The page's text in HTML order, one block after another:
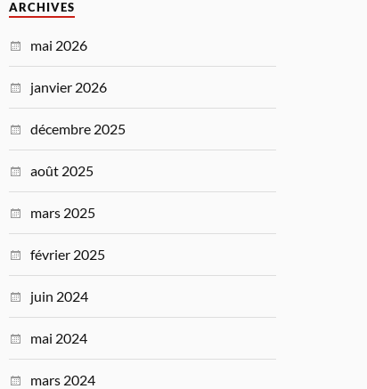
ARCHIVES
mai 2026
janvier 2026
décembre 2025
août 2025
mars 2025
février 2025
juin 2024
mai 2024
mars 2024